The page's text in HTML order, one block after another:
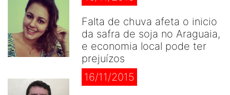
Falta de chuva afeta o inicio
da safra de soja no Araguaia,
e economia local pode ter
prejuízos
16/11/2015